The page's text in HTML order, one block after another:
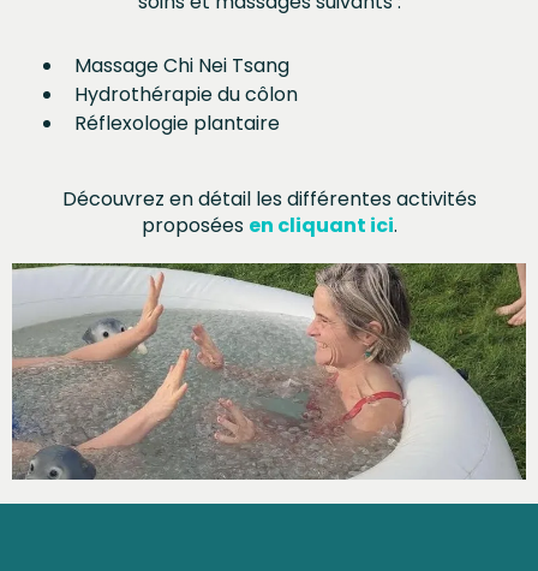
Massage Chi Nei Tsang
Hydrothérapie du côlon
Réflexologie plantaire
Découvrez en détail les différentes activités
proposées en cliquant ici.